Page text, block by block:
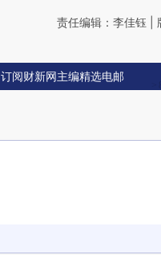
责任编辑：李佳钰 |
订阅财新网主编精选电邮